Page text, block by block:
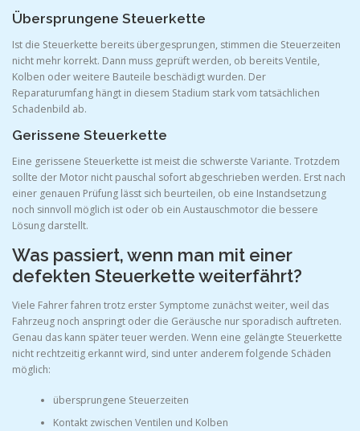
Übersprungene Steuerkette
Ist die Steuerkette bereits übergesprungen, stimmen die Steuerzeiten
nicht mehr korrekt. Dann muss geprüft werden, ob bereits Ventile,
Kolben oder weitere Bauteile beschädigt wurden. Der
Reparaturumfang hängt in diesem Stadium stark vom tatsächlichen
Schadenbild ab.
Gerissene Steuerkette
Eine gerissene Steuerkette ist meist die schwerste Variante. Trotzdem
sollte der Motor nicht pauschal sofort abgeschrieben werden. Erst nach
einer genauen Prüfung lässt sich beurteilen, ob eine Instandsetzung
noch sinnvoll möglich ist oder ob ein Austauschmotor die bessere
Lösung darstellt.
Was passiert, wenn man mit einer
defekten Steuerkette weiterfährt?
Viele Fahrer fahren trotz erster Symptome zunächst weiter, weil das
Fahrzeug noch anspringt oder die Geräusche nur sporadisch auftreten.
Genau das kann später teuer werden. Wenn eine gelängte Steuerkette
nicht rechtzeitig erkannt wird, sind unter anderem folgende Schäden
möglich:
übersprungene Steuerzeiten
Kontakt zwischen Ventilen und Kolben